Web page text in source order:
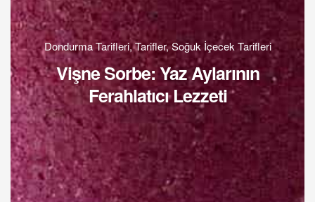
Dondurma Tarifleri,Tarifler,Soğuk İçecek Tarifleri
Vişne Sorbe: Yaz Aylarının
Ferahlatıcı Lezzeti